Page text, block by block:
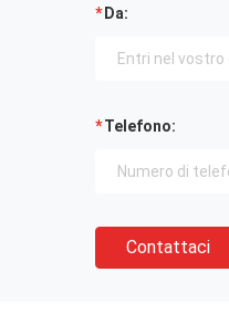
Da:
Telefono:
Contattaci